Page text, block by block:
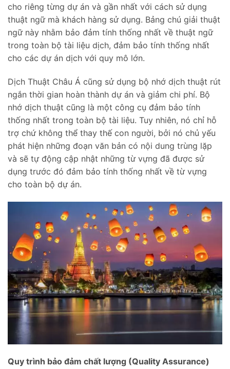
cho riêng từng dự án và gần nhất với cách sử dụng
thuật ngữ mà khách hàng sử dụng. Bảng chú giải thuật
ngữ này nhằm bảo đảm tính thống nhất về thuật ngữ
trong toàn bộ tài liệu dịch, đảm bảo tính thống nhất
cho các dự án dịch với quy mô lớn.
Dịch Thuật Châu Á cũng sử dụng bộ nhớ dịch thuật rút
ngắn thời gian hoàn thành dự án và giảm chi phí. Bộ
nhớ dịch thuật cũng là một công cụ đảm bảo tính
thống nhất trong toàn bộ tài liệu. Tuy nhiên, nó chỉ hỗ
trợ chứ không thể thay thế con người, bởi nó chủ yếu
phát hiện những đoạn văn bản có nội dung trùng lặp
và sẽ tự động cập nhật những từ vựng đã được sử
dụng trước đó đảm bảo tính thống nhất về từ vựng
cho toàn bộ dự án.
Quy trình bảo đảm chất lượng (Quality Assurance)